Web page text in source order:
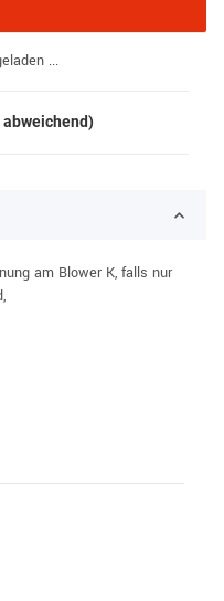
...
abweichend)
am Blower K, falls nur